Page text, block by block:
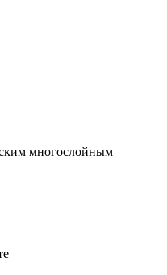
многослойным